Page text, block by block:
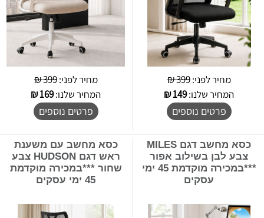
מחיר לפני:399 ₪
המחיר שלנו:149
₪
פרטים נוספים
מחיר לפני:399 ₪
המחיר שלנו:169
₪
פרטים נוספים
כסא מחשב דגם MILES
צבע לבן בשילוב אפור
***במכירה מוקדמת 45 ימי
עסקים
כסא מחשב עם משענת
ראש דגם HUDSON צבע
שחור ***במכירה מוקדמת
45 ימי עסקים